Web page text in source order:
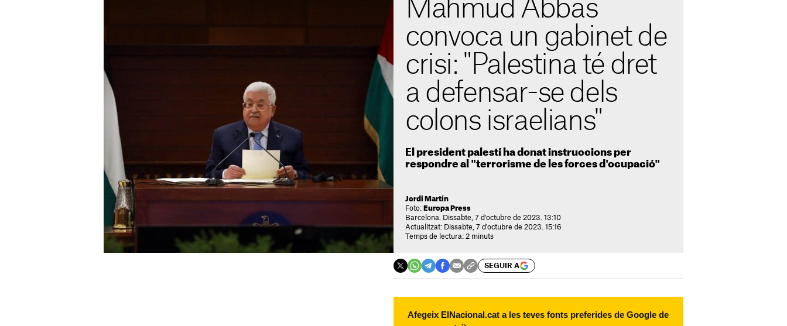
Mahmud Abbas
convoca un gabinet de
crisi: "Palestina té dret
a defensar-se dels
colons israelians"
El president palestí ha donat instruccions per
respondre al "terrorisme de les forces d'ocupació"
Jordi Martín
Foto: Europa Press
Barcelona. Dissabte, 7 d'octubre de 2023. 13:10
Actualitzat: Dissabte, 7 d'octubre de 2023. 15:16
Temps de lectura: 2 minuts
SEGUIR A
Afegeix ElNacional.cat a les teves fonts preferides de Google de